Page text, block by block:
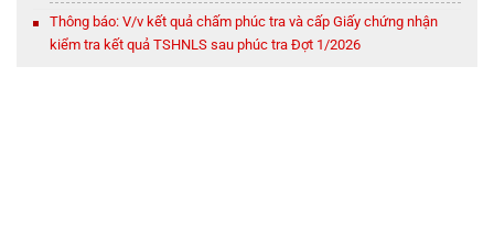
Thông báo: V/v kết quả chấm phúc tra và cấp Giấy chứng nhận
kiểm tra kết quả TSHNLS sau phúc tra Đợt 1/2026